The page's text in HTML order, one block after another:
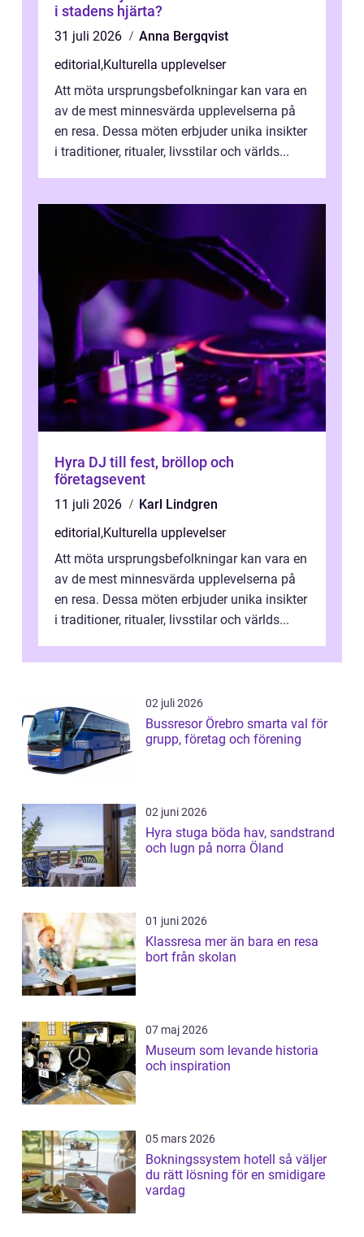
i stadens hjärta?
31 juli 2026
Anna Bergqvist
editorial,Kulturella upplevelser
Att möta ursprungsbefolkningar kan vara en
av de mest minnesvärda upplevelserna på
en resa. Dessa möten erbjuder unika insikter
i traditioner, ritualer, livsstilar och världs...
Hyra DJ till fest, bröllop och
företagsevent
11 juli 2026
Karl Lindgren
editorial,Kulturella upplevelser
Att möta ursprungsbefolkningar kan vara en
av de mest minnesvärda upplevelserna på
en resa. Dessa möten erbjuder unika insikter
i traditioner, ritualer, livsstilar och världs...
02 juli 2026
Bussresor Örebro smarta val för
grupp, företag och förening
02 juni 2026
Hyra stuga böda hav, sandstrand
och lugn på norra Öland
01 juni 2026
Klassresa mer än bara en resa
bort från skolan
07 maj 2026
Museum som levande historia
och inspiration
05 mars 2026
Bokningssystem hotell så väljer
du rätt lösning för en smidigare
vardag